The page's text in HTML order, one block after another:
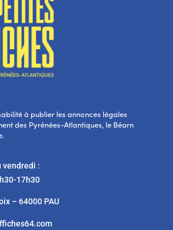
à publier les annonces légales
des Pyrénées-Atlantiques, le Béarn
:
17h30
– 64000 PAU